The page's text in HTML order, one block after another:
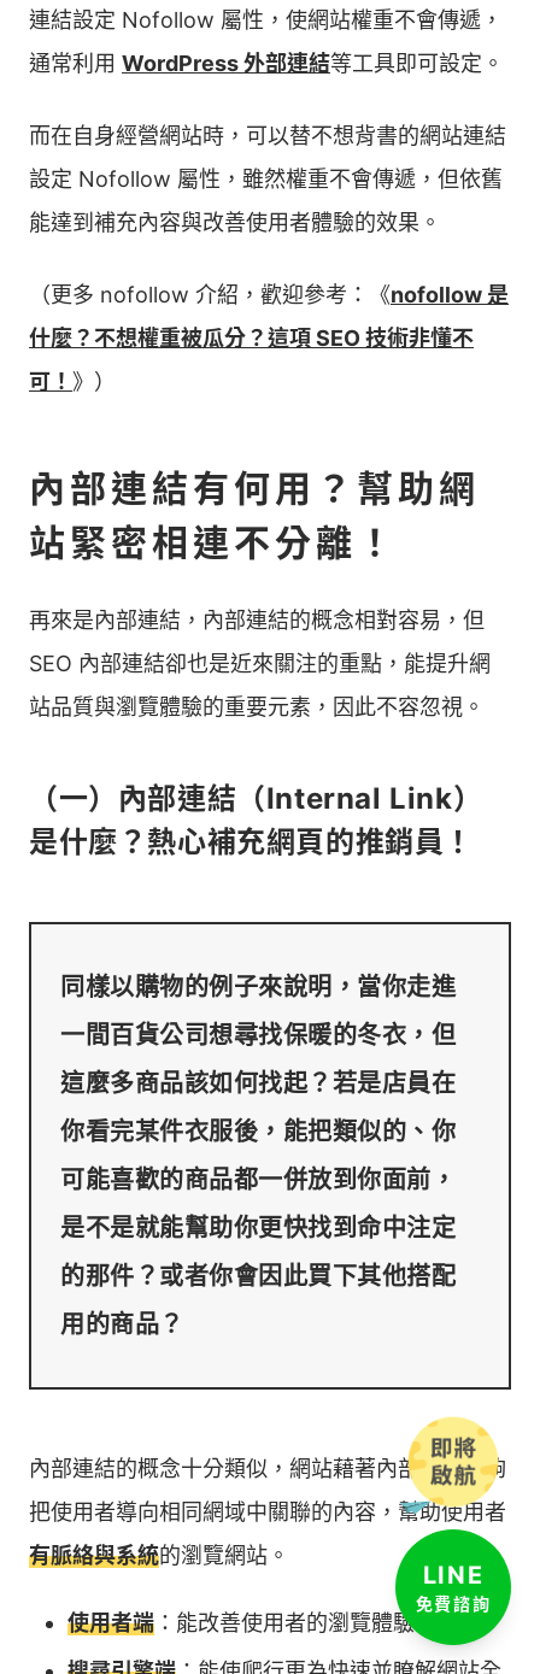
連結設定 Nofollow 屬性，使網站權重不會傳遞，
通常利用 WordPress 外部連結等工具即可設定。
而在自身經營網站時，可以替不想背書的網站連結
設定 Nofollow 屬性，雖然權重不會傳遞，但依舊
能達到補充內容與改善使用者體驗的效果。
（更多 nofollow 介紹，歡迎參考：《nofollow 是
什麼？不想權重被瓜分？這項 SEO 技術非懂不
可！ 》）
內部連結有何用？幫助網
站緊密相連不分離！
再來是內部連結，內部連結的概念相對容易，但
SEO 內部連結卻也是近來關注的重點，能提升網
站品質與瀏覽體驗的重要元素，因此不容忽視。
（一）內部連結（Internal Link）
是什麼？熱心補充網頁的推銷員！
同樣以購物的例子來說明，當你走進
一間百貨公司想尋找保暖的冬衣，但
這麼多商品該如何找起？若是店員在
你看完某件衣服後，能把類似的、你
可能喜歡的商品都一併放到你面前，
是不是就能幫助你更快找到命中注定
的那件？或者你會因此買下其他搭配
內部連結的概念十分類似，網站藉著內部連結能夠
把使用者導向相同網域中關聯的內容，幫助使用者
有脈絡與系統的瀏覽網站。
使用者端 ：能改善使用者的瀏覽體驗。
LINE
免費諮詢